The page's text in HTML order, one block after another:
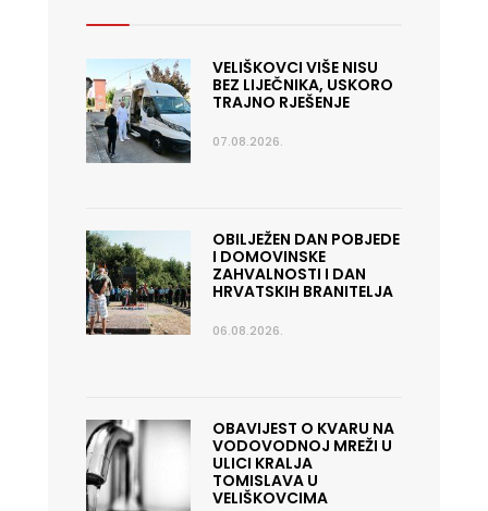
VELIŠKOVCI VIŠE NISU
BEZ LIJEČNIKA, USKORO
TRAJNO RJEŠENJE
07.08.2026.
OBILJEŽEN DAN POBJEDE
I DOMOVINSKE
ZAHVALNOSTI I DAN
HRVATSKIH BRANITELJA
06.08.2026.
OBAVIJEST O KVARU NA
VODOVODNOJ MREŽI U
ULICI KRALJA
TOMISLAVA U
VELIŠKOVCIMA